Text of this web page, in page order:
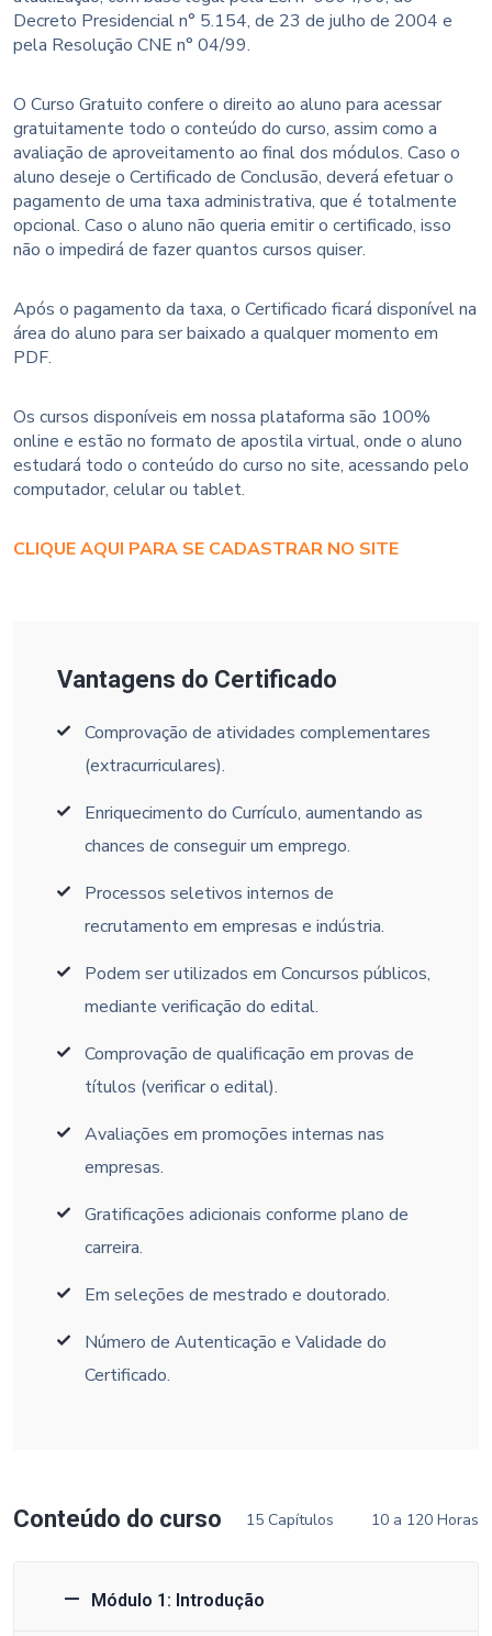
Decreto Presidencial n° 5.154, de 23 de julho de 2004 e
pela Resolução CNE n° 04/99.
O Curso Gratuito confere o direito ao aluno para acessar
gratuitamente todo o conteúdo do curso, assim como a
avaliação de aproveitamento ao final dos módulos. Caso o
aluno deseje o Certificado de Conclusão, deverá efetuar o
pagamento de uma taxa administrativa, que é totalmente
opcional. Caso o aluno não queria emitir o certificado, isso
não o impedirá de fazer quantos cursos quiser.
Após o pagamento da taxa, o Certificado ficará disponível na
área do aluno para ser baixado a qualquer momento em
PDF.
Os cursos disponíveis em nossa plataforma são 100%
online e estão no formato de apostila virtual, onde o aluno
estudará todo o conteúdo do curso no site, acessando pelo
computador, celular ou tablet.
CLIQUE AQUI PARA SE CADASTRAR NO SITE
Vantagens do Certificado
Comprovação de atividades complementares
(extracurriculares).
Enriquecimento do Currículo, aumentando as
chances de conseguir um emprego.
Processos seletivos internos de
recrutamento em empresas e indústria.
Podem ser utilizados em Concursos públicos,
mediante verificação do edital.
Comprovação de qualificação em provas de
títulos (verificar o edital).
Avaliações em promoções internas nas
empresas.
Gratificações adicionais conforme plano de
carreira.
Em seleções de mestrado e doutorado.
Número de Autenticação e Validade do
Certificado.
Conteúdo do curso 15 Capítulos 10 a 120 Horas
Módulo 1: Introdução